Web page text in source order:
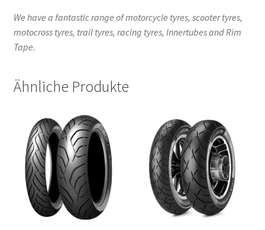
We have a fantastic range of motorcycle tyres, scooter tyres,
motocross tyres, trail tyres, racing tyres, Innertubes and Rim
Tape.
Ähnliche Produkte